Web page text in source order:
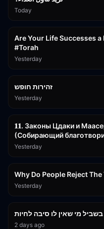
Today
Are Your Life Successes
#Torah
Yesterday
זהירות חופש
Yesterday
𝟏𝟏. Законы Цдаки и
(Собирающий
Yesterday
Why Do People Reject
Yesterday
מי שאין לו סיבה לחיות
2 days ago